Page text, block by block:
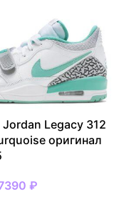
Legacy 312
оригинал
₽